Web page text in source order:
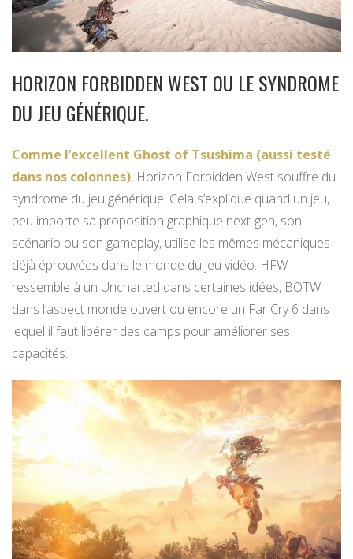
HORIZON FORBIDDEN WEST OU LE SYNDROME
DU JEU GÉNÉRIQUE.
Comme l’excellent Ghost of Tsushima (aussi testé
dans nos colonnes), Horizon Forbidden West souffre du
syndrome du jeu générique. Cela s’explique quand un jeu,
peu importe sa proposition graphique next-gen, son
scénario ou son gameplay, utilise les mêmes mécaniques
déjà éprouvées dans le monde du jeu vidéo. HFW
ressemble à un Uncharted dans certaines idées, BOTW
dans l’aspect monde ouvert ou encore un Far Cry 6 dans
lequel il faut libérer des camps pour améliorer ses
capacités.